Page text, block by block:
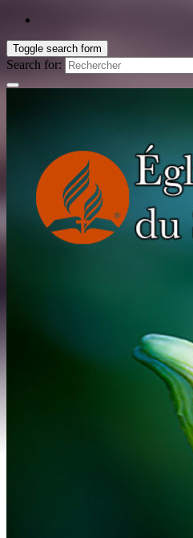
Toggle search form
Search for: